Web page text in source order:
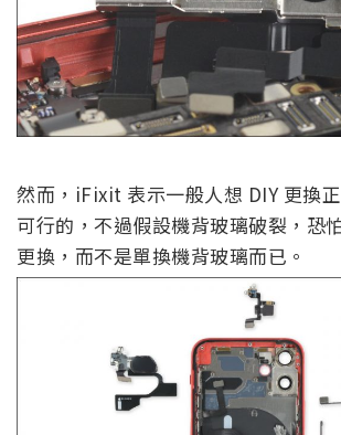
然而，iFixit 表示一般人想 DIY 更換
可行的，不過假設機背玻璃破裂，恐
更換，而不是單換機背玻璃而已。